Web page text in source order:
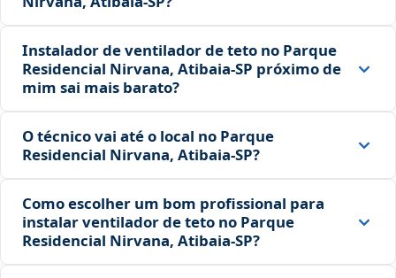
Instalador de ventilador de teto no Parque
Residencial Nirvana, Atibaia‑SP próximo de
mim sai mais barato?
O técnico vai até o local no Parque
Residencial Nirvana, Atibaia‑SP?
Como escolher um bom profissional para
instalar ventilador de teto no Parque
Residencial Nirvana, Atibaia‑SP?